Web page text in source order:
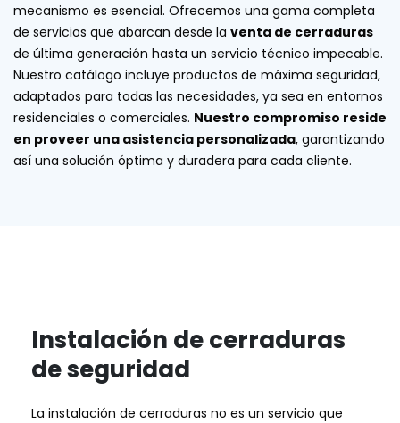
mecanismo es esencial. Ofrecemos una gama completa
de servicios que abarcan desde la venta de cerraduras
de última generación hasta un servicio técnico impecable.
Nuestro catálogo incluye productos de máxima seguridad,
adaptados para todas las necesidades, ya sea en entornos
residenciales o comerciales. Nuestro compromiso reside
en proveer una asistencia personalizada, garantizando
así una solución óptima y duradera para cada cliente.
Instalación de cerraduras
de seguridad
La instalación de cerraduras no es un servicio que